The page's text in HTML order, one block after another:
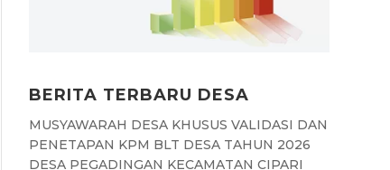
BERITA TERBARU DESA
MUSYAWARAH DESA KHUSUS VALIDASI DAN
PENETAPAN KPM BLT DESA TAHUN 2026
DESA PEGADINGAN KECAMATAN CIPARI